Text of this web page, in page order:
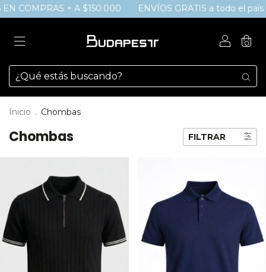
COMPRAS + A $150.000 ENVÍOS GRATIS a todo el país
0
Inicio . Chombas
Chombas FILTRAR